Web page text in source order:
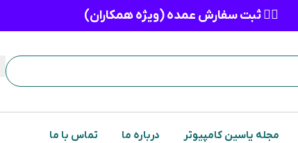
👈🏻 ثبت سفارش عمده (ویژه همکاران)
مجله یاسین کامپیوتر درباره ما تماس با ما